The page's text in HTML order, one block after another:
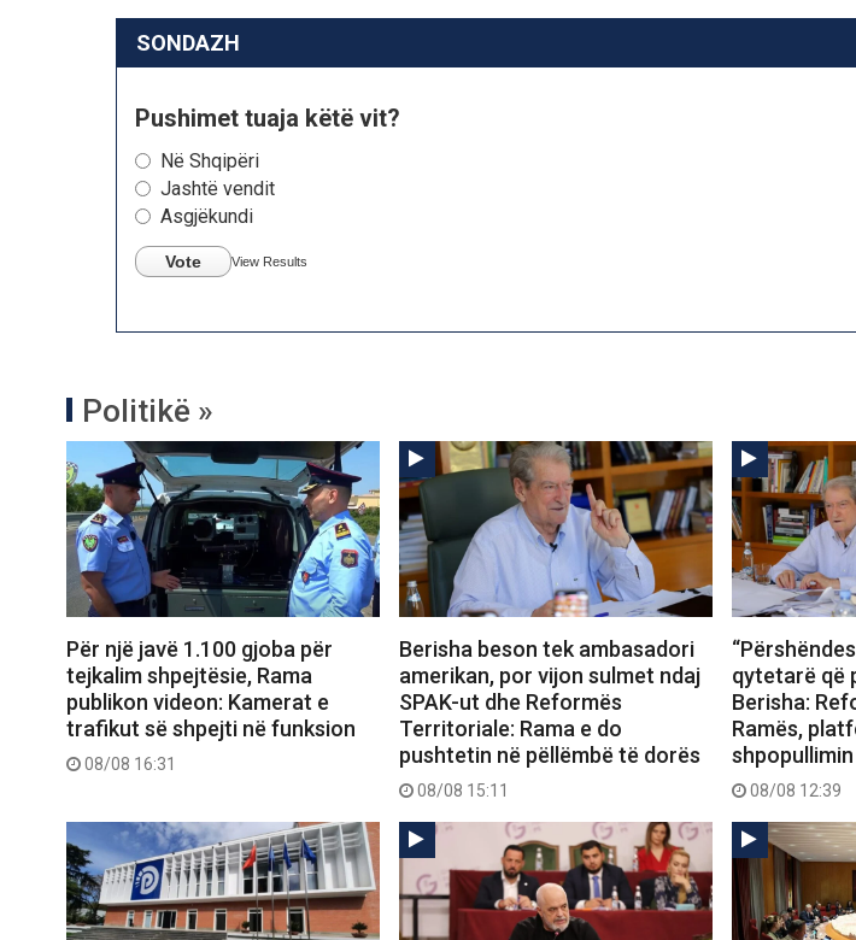
SONDAZH
Pushimet tuaja këtë vit?
Në Shqipëri
Jashtë vendit
Asgjëkundi
Vote View Results
Politikë »
Për një javë 1.100 gjoba për
tejkalim shpejtësie, Rama
publikon videon: Kamerat e
trafikut së shpejti në funksion
08/08 16:31
Berisha beson tek ambasadori
amerikan, por vijon sulmet ndaj
SPAK-ut dhe Reformës
Territoriale: Rama e do
pushtetin në pëllëmbë të dorës
08/08 15:11
qytetarë që
Berisha:
Ramës,
08/08 12:39